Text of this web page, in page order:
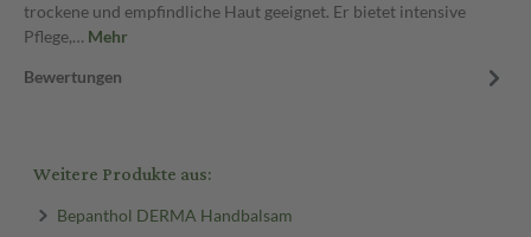
trockene und empfindliche Haut geeignet. Er bietet intensive
Pflege,… Mehr
Bewertungen
Weitere Produkte aus:
Bepanthol DERMA Handbalsam